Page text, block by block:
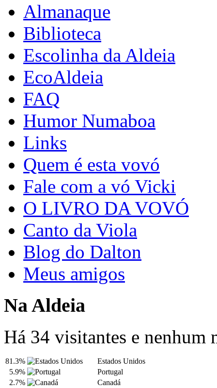
Almanaque
Biblioteca
Escolinha da Aldeia
EcoAldeia
FAQ
Humor Numaboa
Links
Quem é esta vovó
Fale com a vó Vicki
O LIVRO DA VOVÓ
Canto da Viola
Blog do Dalton
Meus amigos
Na Aldeia
Há 34 visitantes e nenhum
81.3%
Estados Unidos
5.9%
Portugal
2.7%
Canadá